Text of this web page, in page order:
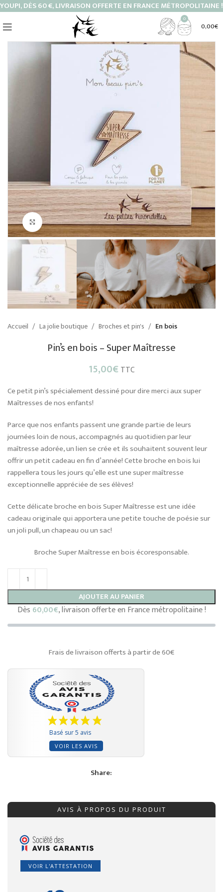
YOUPI, DÈS 60 €, LIVRAISON OFFERTE EN FRANCE MÉTROPOLITAINE !
0
0,00€
Cliquez pour agrandir
Accueil La jolie boutique Broches et pin's En bois
Pin’s en bois – Super Maîtresse
15,00€ TTC
Ce petit pin’s spécialement dessiné pour dire merci aux super
Maîtresses de nos enfants!
Parce que nos enfants passent une grande partie de leurs
journées loin de nous, accompagnés au quotidien par leur
maîtresse adorée, un lien se crée et ils souhaitent souvent leur
offrir un petit cadeau en fin d’année! Cette broche en bois lui
rappellera tous les jours qu’elle est une super maîtresse
exceptionnelle appréciée de ses élèves!
Cette délicate broche en bois Super Maîtresse est une idée
cadeau originale qui apportera une petite touche de poésie sur
un joli pull, un chapeau ou un sac!
Broche Super Maîtresse en bois écoresponsable.
AJOUTER AU PANIER
Dès 60,00€, livraison offerte en France métropolitaine !
Frais de livraison offerts à partir de 60€
Basé sur 5 avis
VOIR LES AVIS
Share:
AVIS À PROPOS DU PRODUIT
VOIR L'ATTESTATION